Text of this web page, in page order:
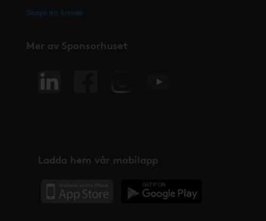
Skapa ett ärende
Mer av Sponsorhuset
Ladda hem vår mobilapp